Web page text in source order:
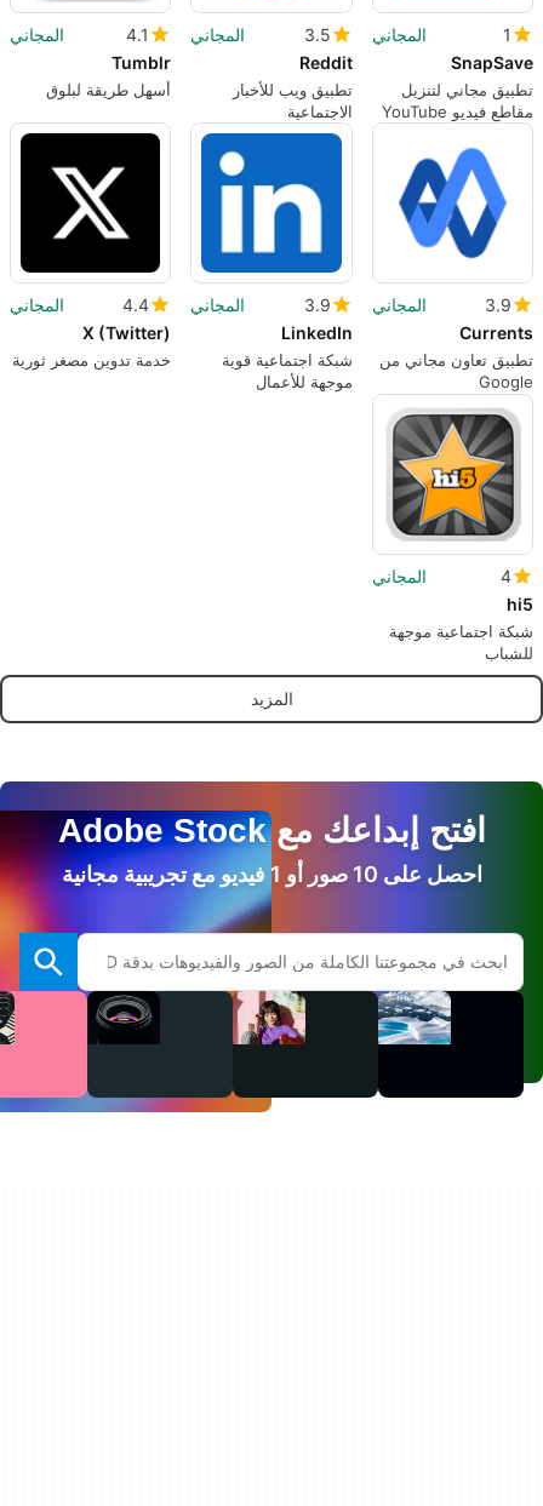
1
المجاني
SnapSave
تطبيق مجاني لتنزيل
مقاطع فيديو YouTube
3.5
المجاني
Reddit
تطبيق ويب للأخبار
الاجتماعية
4.1
المجاني
Tumblr
أسهل طريقة لبلوق
3.9
المجاني
Currents
تطبيق تعاون مجاني من
Google
3.9
المجاني
LinkedIn
شبكة اجتماعية قوية
موجهة للأعمال
4.4
المجاني
X (Twitter)
خدمة تدوين مصغر ثورية
4
المجاني
hi5
شبكة اجتماعية موجهة
للشباب
المزيد
افتح إبداعك مع Adobe Stock
احصل على 10 صور أو 1 فيديو مع تجريبية مجانية
البحث في موقع Adobe.com